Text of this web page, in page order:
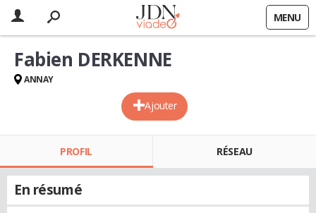
MENU
Ajouter
Fabien DERKENNE
ANNAY
PROFIL RÉSEAU
En résumé